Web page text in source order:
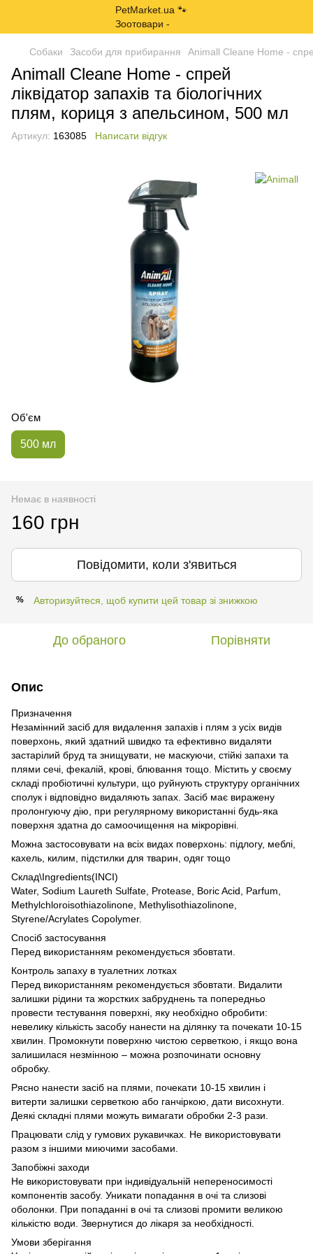
Собаки Засоби для прибирання Animall Cleane Home -
Animall Cleane Home - cпрей
ліквідатор запахів та біологічних
плям, кориця з апельсином, 500 мл
Артикул: 163085 Написати відгук
Об'єм
500 мл
Немає в наявності
160 грн
Повідомити, коли з'явиться
% Авторизуйтеся, щоб купити цей товар зі знижкою
До обраного Порівняти
Опис
Призначення
Незамінний засіб для видалення запахів і плям з усіх видів
поверхонь, який здатний швидко та ефективно видаляти
застарілий бруд та знищувати, не маскуючи, стійкі запахи та
плями сечі, фекалій, крові, блювання тощо. Містить у своєму
складі пробіотичні культури, що руйнують структуру органічних
сполук і відповідно видаляють запах. Засіб має виражену
пролонгуючу дію, при регулярному використанні будь-яка
поверхня здатна до самоочищення на мікрорівні.
Можна застосовувати на всіх видах поверхонь: підлогу, меблі,
кахель, килим, підстилки для тварин, одяг тощо
Склад\Ingredients(INCI)
Water, Sodium Laureth Sulfate, Protease, Boric Acid, Рarfum,
Methylchloroisothiazolinone, Methylisothiazolinone,
Styrene/Acrylates Copolymer.
Спосіб застосування
Перед використанням рекомендується збовтати.
Контроль запаху в туалетних лотках
Перед використанням рекомендується збовтати. Видалити
залишки рідини та жорстких забруднень та попередньо
провести тестування поверхні, яку необхідно обробити:
невелику кількість засобу нанести на ділянку та почекати 10-15
хвилин. Промокнути поверхню чистою серветкою, і якщо вона
залишилася незмінною – можна розпочинати основну
обробку.
Рясно нанести засіб на плями, почекати 10-15 хвилин і
витерти залишки серветкою або ганчіркою, дати висохнути.
Деякі складні плями можуть вимагати обробки 2-3 рази.
Працювати слід у гумових рукавичках. Не використовувати
разом з іншими миючими засобами.
Запобіжні заходи
Не використовувати при індивідуальній непереносимості
компонентів засобу. Уникати попадання в очі та слизові
оболонки. При попаданні в очі та слизові промити великою
кількістю води. Звернутися до лікаря за необхідності.
Умови зберігання